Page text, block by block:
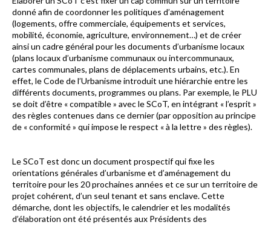
donné afin de coordonner les politiques d’aménagement
(logements, offre commerciale, équipements et services,
mobilité, économie, agriculture, environnement…) et de créer
ainsi un cadre général pour les documents d’urbanisme locaux
(plans locaux d’urbanisme communaux ou intercommunaux,
cartes communales, plans de déplacements urbains, etc.). En
effet, le Code de l’Urbanisme introduit une hiérarchie entre les
différents documents, programmes ou plans. Par exemple, le PLU
se doit d’être « compatible » avec le SCoT, en intégrant « l’esprit »
des règles contenues dans ce dernier (par opposition au principe
de « conformité » qui impose le respect « à la lettre » des règles).
Le SCoT est donc un document prospectif qui fixe les
orientations générales d’urbanisme et d’aménagement du
territoire pour les 20 prochaines années et ce sur un territoire de
projet cohérent, d’un seul tenant et sans enclave. Cette
démarche, dont les objectifs, le calendrier et les modalités
d’élaboration ont été présentés aux Présidents des